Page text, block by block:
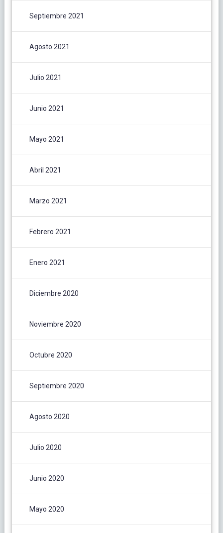
Septiembre 2021
Agosto 2021
Julio 2021
Junio 2021
Mayo 2021
Abril 2021
Marzo 2021
Febrero 2021
Enero 2021
Diciembre 2020
Noviembre 2020
Octubre 2020
Septiembre 2020
Agosto 2020
Julio 2020
Junio 2020
Mayo 2020